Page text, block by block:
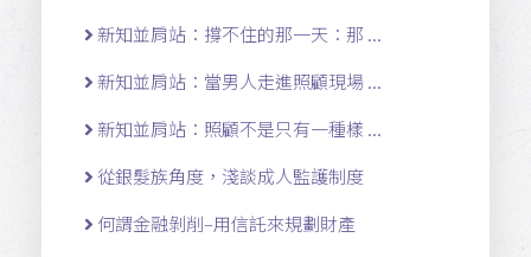
新知並肩站：撐不住的那一天：那 ...
新知並肩站：當男人走進照顧現場 ...
新知並肩站：照顧不是只有一種樣 ...
從銀髮族角度，淺談成人監護制度
何謂金融剝削–用信託來規劃財產